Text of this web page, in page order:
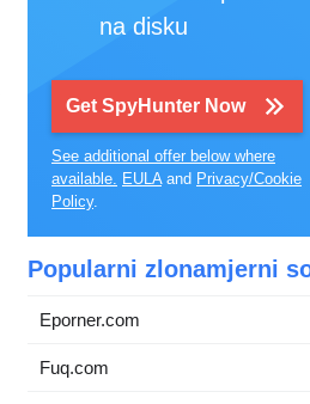
na disku
Get SpyHunter Now
See additional offer below where
available. EULAand Privacy/Cookie
Policy.
Popularni zlonamjerni
Eporner.com
Fuq.com